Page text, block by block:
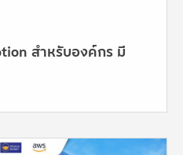
สำหรับองค์กร มี